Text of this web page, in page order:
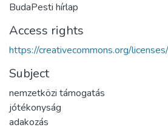
BudaPesti hírlap
Access rights
https://creativecommons.org/
Subject
nemzetközi támogatás
jótékonyság
adakozás